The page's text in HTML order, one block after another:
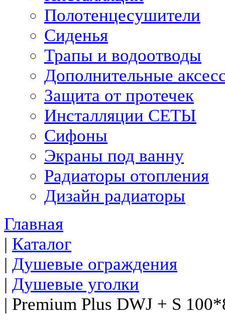
Полотенцесушители
Сиденья
Трапы и водоотводы
Дополнительные
Защита от протечек
Инсталляции СЕТЫ
Сифоны
Экраны под ванну
Радиаторы отопления
Дизайн радиаторы
Главная
| Каталог
| Душевые ограждения
| Душевые уголки
| Premium Plus DWJ + S